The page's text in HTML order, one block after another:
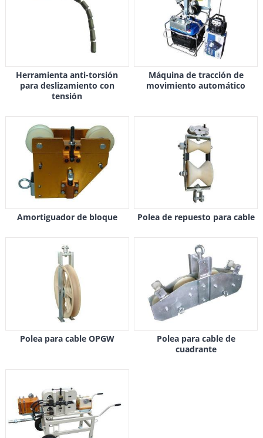
Herramienta anti-torsión
para deslizamiento con
tensión
Máquina de tracción de
movimiento automático
Amortiguador de bloque Polea de repuesto para cable
Polea para cable OPGW
Polea para cable de
cuadrante